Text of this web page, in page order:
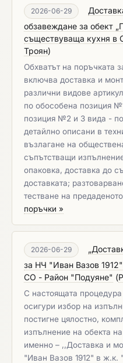
2026-06-29
обзавеждане за обект
съществуваща кухня в
Троян)
Обхватът на поръчката
включва доставка и
различни видове
по обособена позиция
позиция №2 и 3 вида -
детайлно описани в
възлагане на
съпътстващи
опаковка, доставка до
доставката;
тестване на
поръчки »
2026-06-29
за НЧ "Иван Вазов
СО - Район "Подуяне" (
С настоящата
осигури избор на
постигне цялостно,
изпълнение на обекта
именно – ,,Доставка и
"Иван Вазов 1912" в